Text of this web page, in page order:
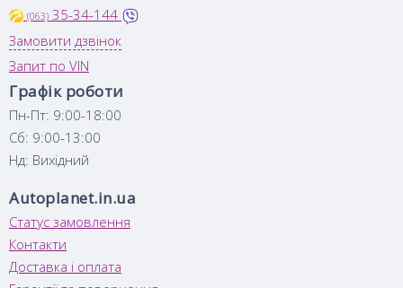
(063) 35-34-144
Замовити дзвінок
Запит по VIN
Графік роботи
Пн-Пт: 9:00-18:00
Сб: 9:00-13:00
Нд: Вихідний
Autoplanet.in.ua
Статус замовлення
Контакти
Доставка і оплата